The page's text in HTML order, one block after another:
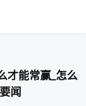
才能常赢_怎么
闻